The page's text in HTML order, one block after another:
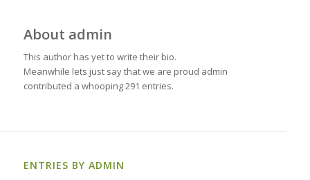
About admin
This author has yet to write their bio.
Meanwhile lets just say that we are proud admin
contributed a whooping 291 entries.
ENTRIES BY ADMIN